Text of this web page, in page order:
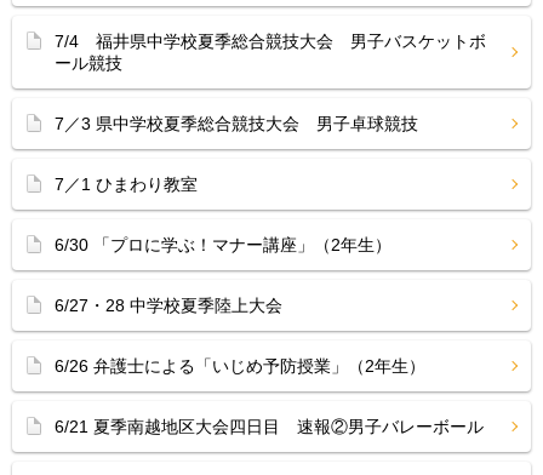
7/4 福井県中学校夏季総合競技大会 男子バスケットボ
ール競技
7／3 県中学校夏季総合競技大会 男子卓球競技
7／1 ひまわり教室
6/30 「プロに学ぶ！マナー講座」（2年生）
6/27・28 中学校夏季陸上大会
6/26 弁護士による「いじめ予防授業」（2年生）
6/21 夏季南越地区大会四日目 速報②男子バレーボール